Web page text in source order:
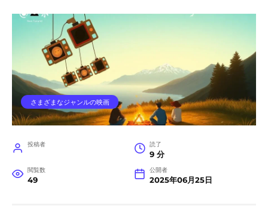
さまざまなジャンルの映画
投稿者 読了
9 分
閲覧数
49
公開者
2025年06月25日